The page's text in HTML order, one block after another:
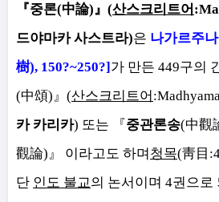
『중론(中論) 』 (산스크리트어
드야마카 사스트라)은 나가르주나
樹), 150?~250?]가 만든 449구의
(中頌) 』 (산스크리트어
카 카리카) 또는 『중관론송(中觀
觀論) 』 이라고도 하며 청목(靑目
단 인도 불교의 논서이며 4권으로